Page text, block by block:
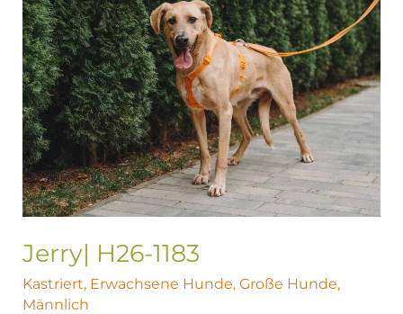
Jerry| H26-1183
Kastriert, Erwachsene Hunde,Große Hunde,
Männlich